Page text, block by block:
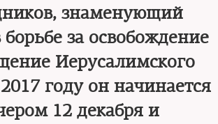
знаменующий
борьбе за освобождение
Иерусалимского
году он начинается
12 декабря и